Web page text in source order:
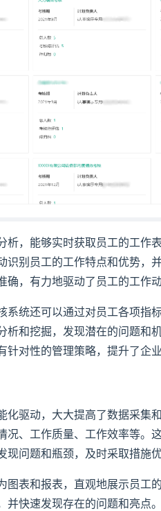
析，能够实时获取员工的工作
识别员工的工作特点和优势，
，有力地驱动了员工的工作
系统还可以通过对员工各项指
析和挖掘，发现潜在的问题和
对性的管理策略，提升了企业
化驱动，大大提高了数据采集
况、工作质量、工作效率等。
问题和瓶颈，及时采取措施优
图表和报表，直观地展示员工
并快速发现存在的问题和亮点